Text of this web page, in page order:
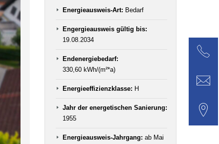
Energieausweis-Art: Bedarf
Engergieausweis gültig bis:
19.08.2034
Endenergiebedarf:
330,60 kWh/(m²*a)
Energieeffizienzklasse: H
Jahr der energetischen Sanierung:
1955
Energieausweis-Jahrgang: ab Mai